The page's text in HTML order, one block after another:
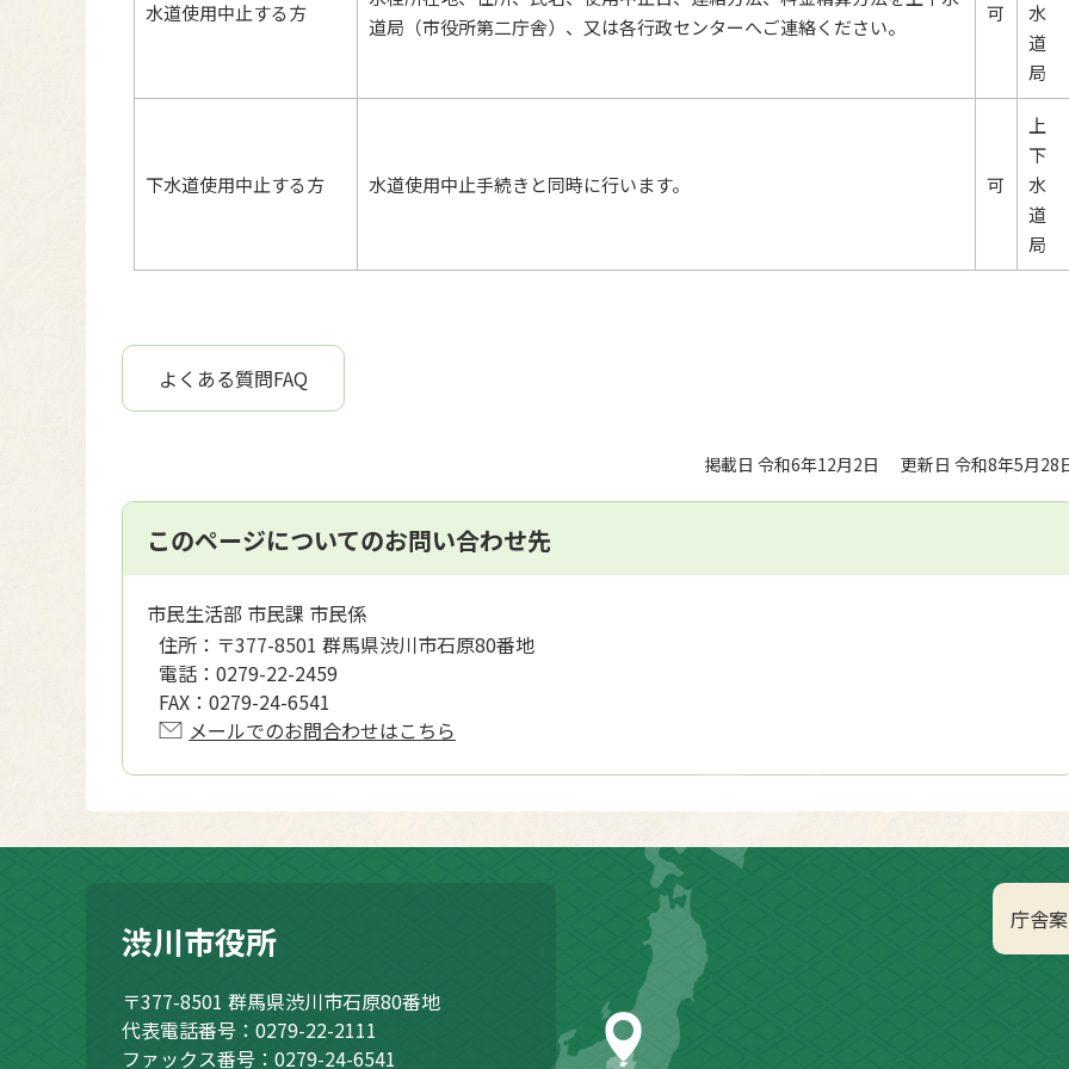
水道使用中止する方
道局（市役所第二庁舎）、又は各行政センターへご連絡ください。
可
水
道
局
下水道使用中止する方 水道使用中止手続きと同時に行います。 可
上
下
水
道
局
よくある質問FAQ
掲載日 令和6年12月2日 更新日 令和8年5月28
このページについてのお問い合わせ先
市民生活部 市民課 市民係
住所： 〒377-8501 群馬県渋川市石原80番地
電話： 0279-22-2459
FAX： 0279-24-6541
メールでのお問合わせはこちら
庁舎
渋川市役所
〒377-8501 群馬県渋川市石原80番地
代表電話番号：0279-22-2111
ファックス番号：0279-24-6541